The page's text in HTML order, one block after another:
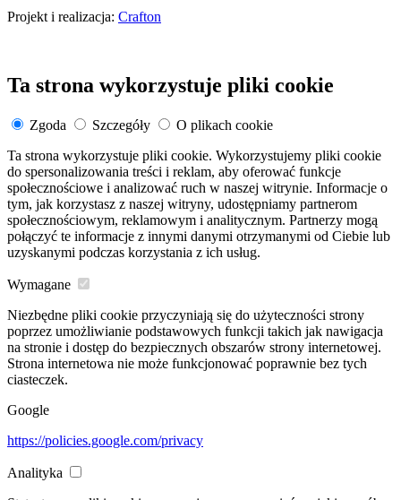
Projekt i realizacja: Crafton
Ta strona wykorzystuje pliki cookie
Zgoda Szczegóły
O plikach cookie
Ta strona wykorzystuje pliki cookie. Wykorzystujemy pliki cookie
do spersonalizowania treści i reklam, aby oferować funkcje
społecznościowe i analizować ruch w naszej witrynie. Informacje o
tym, jak korzystasz z naszej witryny, udostępniamy partnerom
społecznościowym, reklamowym i analitycznym. Partnerzy mogą
połączyć te informacje z innymi danymi otrzymanymi od Ciebie lub
uzyskanymi podczas korzystania z ich usług.
Wymagane
Niezbędne pliki cookie przyczyniają się do użyteczności strony
poprzez umożliwianie podstawowych funkcji takich jak nawigacja
na stronie i dostęp do bezpiecznych obszarów strony internetowej.
Strona internetowa nie może funkcjonować poprawnie bez tych
ciasteczek.
Google
https://policies.google.com/privacy
Analityka